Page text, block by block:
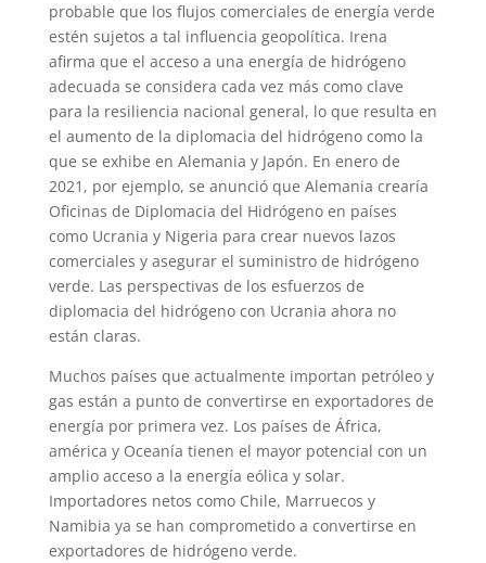
probable que los flujos comerciales de energía verde
estén sujetos a tal influencia geopolítica. Irena
afirma que el acceso a una energía de hidrógeno
adecuada se considera cada vez más como clave
para la resiliencia nacional general, lo que resulta en
el aumento de la diplomacia del hidrógeno como la
que se exhibe en Alemania y Japón. En enero de
2021, por ejemplo, se anunció que Alemania crearía
Oficinas de Diplomacia del Hidrógeno en países
como Ucrania y Nigeria para crear nuevos lazos
comerciales y asegurar el suministro de hidrógeno
verde. Las perspectivas de los esfuerzos de
diplomacia del hidrógeno con Ucrania ahora no
están claras.
Muchos países que actualmente importan petróleo y
gas están a punto de convertirse en exportadores de
energía por primera vez. Los países de África,
américa y Oceanía tienen el mayor potencial con un
amplio acceso a la energía eólica y solar.
Importadores netos como Chile, Marruecos y
Namibia ya se han comprometido a convertirse en
exportadores de hidrógeno verde.